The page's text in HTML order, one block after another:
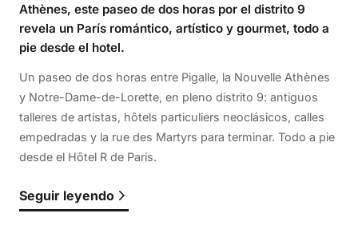
Athènes, este paseo de dos horas por el distrito 9
revela un París romántico, artístico y gourmet, todo a
pie desde el hotel.
Un paseo de dos horas entre Pigalle, la Nouvelle Athènes
y Notre-Dame-de-Lorette, en pleno distrito 9: antiguos
talleres de artistas, hôtels particuliers neoclásicos, calles
empedradas y la rue des Martyrs para terminar. Todo a pie
desde el Hôtel R de Paris.
Seguir leyendo